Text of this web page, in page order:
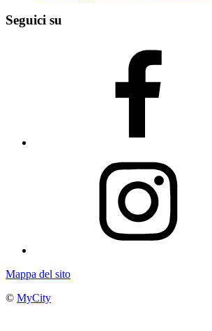
Seguici su
Mappa del sito
© MyCity